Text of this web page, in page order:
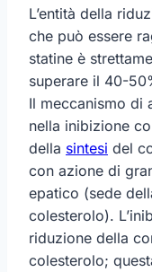
L’entità della
che può essere
statine è
superare il 40-
Il meccanismo di
nella inibizione
della sintesi del
con azione di
epatico (sede
colesterolo).
riduzione della
colesterolo;